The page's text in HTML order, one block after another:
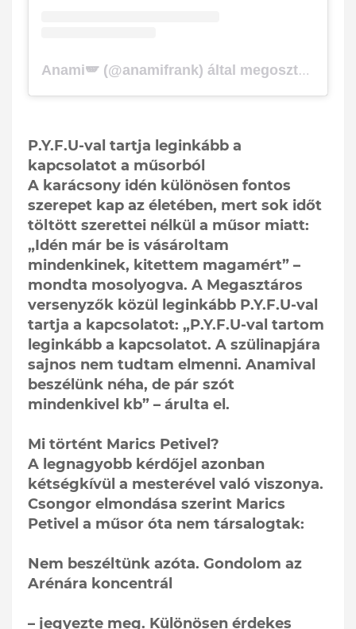
Anami🪽 (@anamifrank) által megosztott bejegyzés
P.Y.F.U-val tartja leginkább a
kapcsolatot a műsorból
A karácsony idén különösen fontos
szerepet kap az életében, mert sok időt
töltött szerettei nélkül a műsor miatt:
„Idén már be is vásároltam
mindenkinek, kitettem magamért” –
mondta mosolyogva. A Megasztáros
versenyzők közül leginkább P.Y.F.U-val
tartja a kapcsolatot: „P.Y.F.U-val tartom
leginkább a kapcsolatot. A szülinapjára
sajnos nem tudtam elmenni. Anamival
beszélünk néha, de pár szót
mindenkivel kb” – árulta el.
Mi történt Marics Petivel?
A legnagyobb kérdőjel azonban
kétségkívül a mesterével való viszonya.
Csongor elmondása szerint Marics
Petivel a műsor óta nem társalogtak:
Nem beszéltünk azóta. Gondolom az
Arénára koncentrál
– jegyezte meg. Különösen érdekes